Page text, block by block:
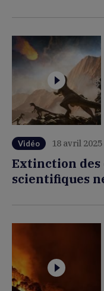
Vidéo 18 avril 2025
Extinction des
scientifiques